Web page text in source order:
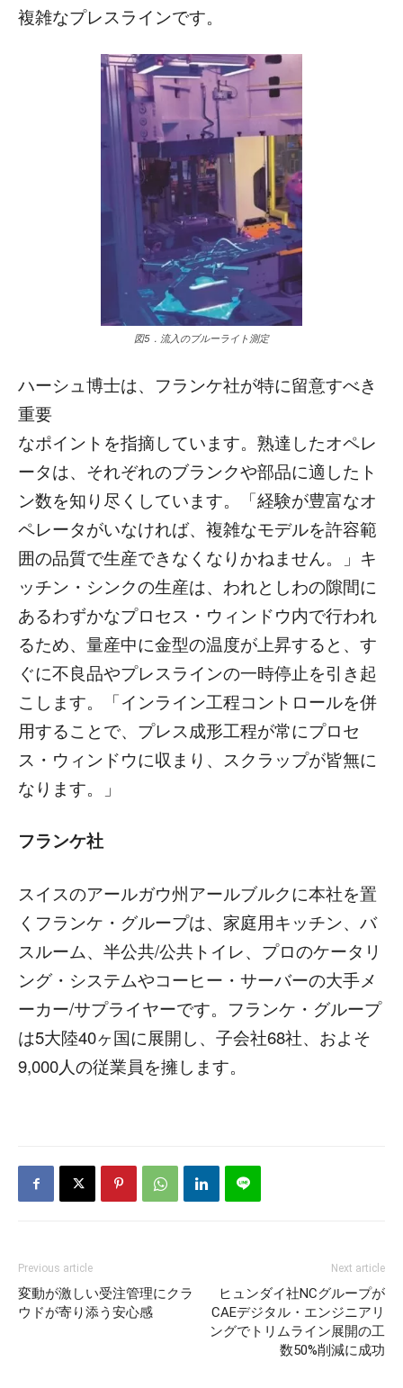
複雑なプレスラインです。
図5．流入のブルーライト測定
ハーシュ博士は、フランケ社が特に留意すべき
重要
なポイントを指摘しています。熟達したオペレ
ータは、それぞれのブランクや部品に適したト
ン数を知り尽くしています。「経験が豊富なオ
ペレータがいなければ、複雑なモデルを許容範
囲の品質で生産できなくなりかねません。」キ
ッチン・シンクの生産は、われとしわの隙間に
あるわずかなプロセス・ウィンドウ内で行われ
るため、量産中に金型の温度が上昇すると、す
ぐに不良品やプレスラインの一時停止を引き起
こします。「インライン工程コントロールを併
用することで、プレス成形工程が常にプロセ
ス・ウィンドウに収まり、スクラップが皆無に
なります。」
フランケ社
スイスのアールガウ州アールブルクに本社を置
くフランケ・グループは、家庭用キッチン、バ
スルーム、半公共/公共トイレ、プロのケータリ
ング・システムやコーヒー・サーバーの大手メ
ーカー/サプライヤーです。フランケ・グループ
は5大陸40ヶ国に展開し、子会社68社、およそ
9,000人の従業員を擁します。
Previous article
変動が激しい受注管理にクラ
ウドが寄り添う安心感
Next article
ヒュンダイ社NCグループが
CAEデジタル・エンジニアリ
ングでトリムライン展開の工
数50%削減に成功